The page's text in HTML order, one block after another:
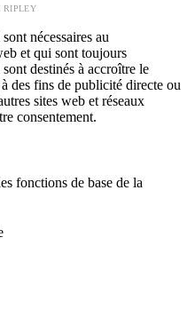
RIPLEY
nécessaires au
et qui sont toujours
destinés à accroître le
des fins de publicité directe ou
sites web et réseaux
consentement.
fonctions de base de la